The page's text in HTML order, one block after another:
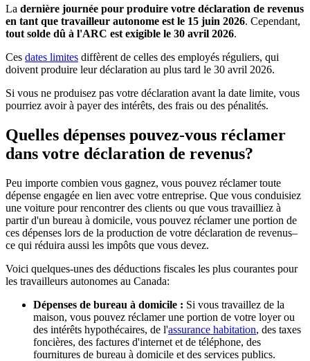
La dernière journée pour produire votre déclaration de revenus
en tant que travailleur autonome est le 15 juin 2026. Cependant,
tout solde dû à l'ARC est exigible le 30 avril 2026.
Ces dates limites diffèrent de celles des employés réguliers, qui
doivent produire leur déclaration au plus tard le 30 avril 2026.
Si vous ne produisez pas votre déclaration avant la date limite, vous
pourriez avoir à payer des intérêts, des frais ou des pénalités.
Quelles dépenses pouvez-vous réclamer
dans votre déclaration de revenus?
Peu importe combien vous gagnez, vous pouvez réclamer toute
dépense engagée en lien avec votre entreprise. Que vous conduisiez
une voiture pour rencontrer des clients ou que vous travailliez à
partir d'un bureau à domicile, vous pouvez réclamer une portion de
ces dépenses lors de la production de votre déclaration de revenus–
ce qui réduira aussi les impôts que vous devez.
Voici quelques-unes des déductions fiscales les plus courantes pour
les travailleurs autonomes au Canada:
Dépenses de bureau à domicile : Si vous travaillez de la
maison, vous pouvez réclamer une portion de votre loyer ou
des intérêts hypothécaires, de l'assurance habitation, des taxes
foncières, des factures d'internet et de téléphone, des
fournitures de bureau à domicile et des services publics.